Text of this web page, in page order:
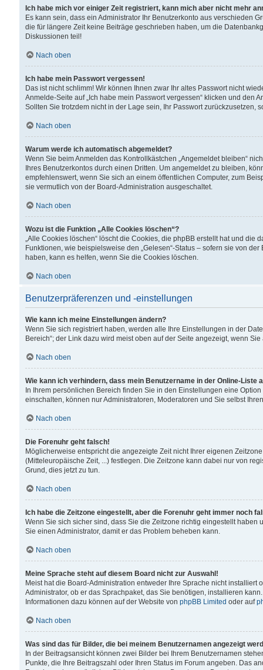
Ich habe mich vor einiger Zeit registriert, kann mich aber nicht mehr
Es kann sein, dass ein Administrator Ihr Benutzerkonto aus verschieden
die für längere Zeit keine Beiträge geschrieben haben, um die
Diskussionen teil!
Nach oben
Ich habe mein Passwort vergessen!
Das ist nicht schlimm! Wir können Ihnen zwar Ihr altes Passwort nicht
Anmelde-Seite auf „Ich habe mein Passwort vergessen“ klicken und
Sollten Sie trotzdem nicht in der Lage sein, Ihr Passwort zurückzusetzen,
Nach oben
Warum werde ich automatisch abgemeldet?
Wenn Sie beim Anmelden das Kontrollkästchen „Angemeldet bleiben“
Ihres Benutzerkontos durch einen Dritten. Um angemeldet zu bleiben,
empfehlenswert, wenn Sie sich an einem öffentlichen Computer, zum
sie vermutlich von der Board-Administration ausgeschaltet.
Nach oben
Wozu ist die Funktion „Alle Cookies löschen“?
„Alle Cookies löschen“ löscht die Cookies, die phpBB erstellt hat und
Funktionen, wie beispielsweise den „Gelesen“-Status – sofern sie von
haben, kann es helfen, wenn Sie die Cookies löschen.
Nach oben
Benutzerpräferenzen und -einstellungen
Wie kann ich meine Einstellungen ändern?
Wenn Sie sich registriert haben, werden alle Ihre Einstellungen in der
Bereich“; der Link dazu wird meist oben auf der Seite angezeigt, wenn
Nach oben
Wie kann ich verhindern, dass mein Benutzername in der Online-Liste
In Ihrem persönlichen Bereich finden Sie in den Einstellungen eine
einschalten, können nur Administratoren, Moderatoren und Sie selbst
Nach oben
Die Forenuhr geht falsch!
Möglicherweise entspricht die angezeigte Zeit nicht Ihrer eigenen
(Mitteleuropäische Zeit, ...) festlegen. Die Zeitzone kann dabei nur von
Grund, dies jetzt zu tun.
Nach oben
Ich habe die Zeitzone eingestellt, aber die Forenuhr geht immer noch
Wenn Sie sich sicher sind, dass Sie die Zeitzone richtig eingestellt
Sie einen Administrator, damit er das Problem beheben kann.
Nach oben
Meine Sprache steht auf diesem Board nicht zur Auswahl!
Meist hat die Board-Administration entweder Ihre Sprache nicht
Administrator, ob er das Sprachpaket, das Sie benötigen, installieren
Informationen dazu können auf der Website von phpBB Limited oder auf
Nach oben
Was sind das für Bilder, die bei meinem Benutzernamen angezeigt
In der Beitragsansicht können zwei Bilder bei Ihrem Benutzernamen
Punkte, die Ihre Beitragszahl oder Ihren Status im Forum angeben. Das